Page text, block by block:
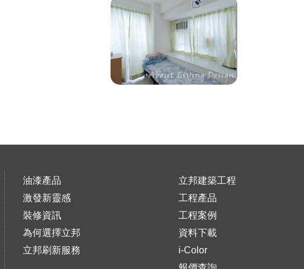
油漆產品
激發新靈感
裝修資訊
為何選擇立邦
立邦刷新服務
立邦建築工程
工程產品
工程案例
資料下載
i-Color